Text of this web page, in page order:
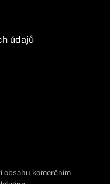
údajů
obsahu komerčním